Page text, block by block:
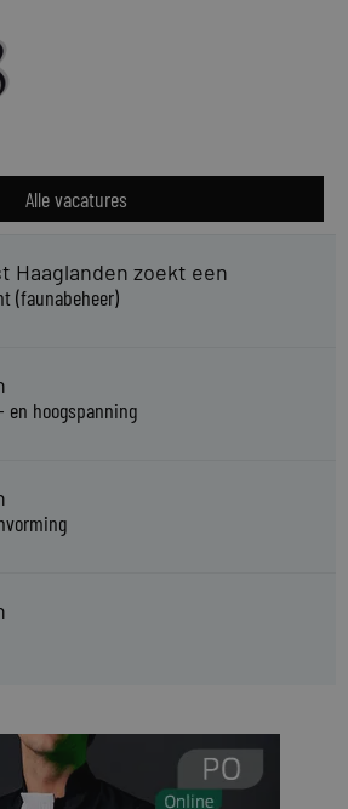
Alle vacatures
Haaglanden zoekt een
(faunabeheer)
en hoogspanning